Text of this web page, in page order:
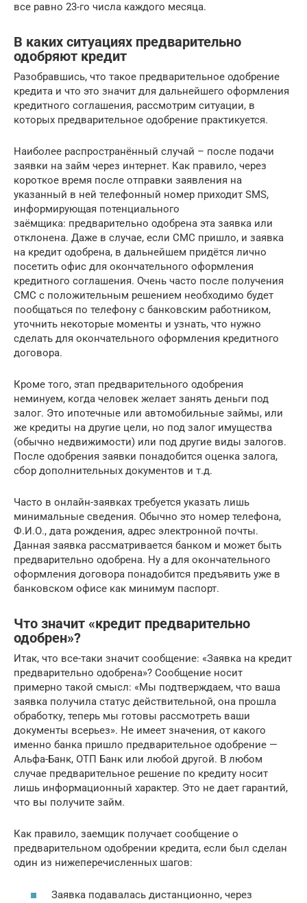
все равно 23-го числа каждого месяца.
В каких ситуациях предварительно
одобряют кредит
Разобравшись, что такое предварительное одобрение
кредита и что это значит для дальнейшего оформления
кредитного соглашения, рассмотрим ситуации, в
которых предварительное одобрение практикуется.
Наиболее распространённый случай – после подачи
заявки на займ через интернет. Как правило, через
короткое время после отправки заявления на
указанный в ней телефонный номер приходит SMS,
информирующая потенциального
заёмщика: предварительно одобрена эта заявка или
отклонена. Даже в случае, если СМС пришло, и заявка
на кредит одобрена, в дальнейшем придётся лично
посетить офис для окончательного оформления
кредитного соглашения. Очень часто после получения
СМС с положительным решением необходимо будет
пообщаться по телефону с банковским работником,
уточнить некоторые моменты и узнать, что нужно
сделать для окончательного оформления кредитного
договора.
Кроме того, этап предварительного одобрения
неминуем, когда человек желает занять деньги под
залог. Это ипотечные или автомобильные займы, или
же кредиты на другие цели, но под залог имущества
(обычно недвижимости) или под другие виды залогов.
После одобрения заявки понадобится оценка залога,
сбор дополнительных документов и т.д.
Часто в онлайн-заявках требуется указать лишь
минимальные сведения. Обычно это номер телефона,
Ф.И.О., дата рождения, адрес электронной почты.
Данная заявка рассматривается банком и может быть
предварительно одобрена. Ну а для окончательного
оформления договора понадобится предъявить уже в
банковском офисе как минимум паспорт.
Что значит «кредит предварительно
одобрен»?
Итак, что все-таки значит сообщение: «Заявка на кредит
предварительно одобрена»? Сообщение носит
примерно такой смысл: «Мы подтверждаем, что ваша
заявка получила статус действительной, она прошла
обработку, теперь мы готовы рассмотреть ваши
документы всерьез». Не имеет значения, от какого
именно банка пришло предварительное одобрение —
Альфа-Банк, ОТП Банк или любой другой. В любом
случае предварительное решение по кредиту носит
лишь информационный характер. Это не дает гарантий,
что вы получите займ.
Как правило, заемщик получает сообщение о
предварительном одобрении кредита, если был сделан
один из нижеперечисленных шагов:
Заявка подавалась дистанционно, через